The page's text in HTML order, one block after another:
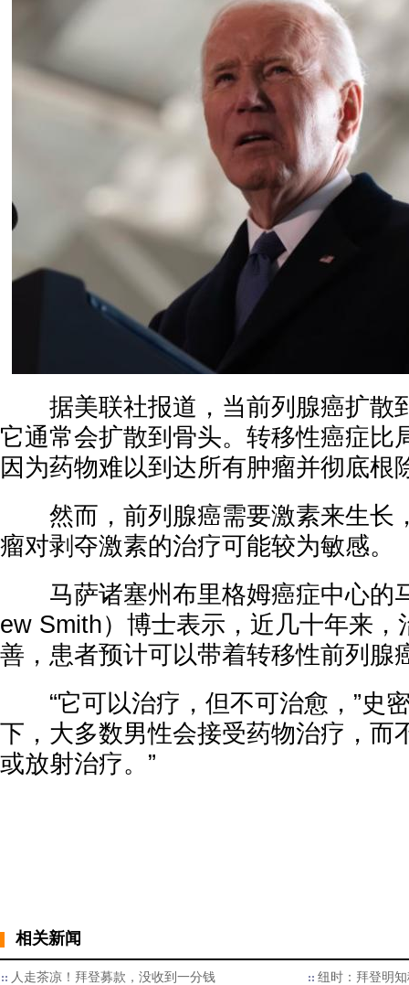
据美联社报道，当前列腺癌扩散
它通常会扩散到骨头。转移性癌症比
因为药物难以到达所有肿瘤并彻底根
然而，前列腺癌需要激素来生长
瘤对剥夺激素的治疗可能较为敏感。
马萨诸塞州布里格姆癌症中心的
ew Smith）博士表示，近几十年来，
善，患者预计可以带着转移性前列腺
“它可以治疗，但不可治愈，”史密
下，大多数男性会接受药物治疗，而
或放射治疗。”
相关新闻
人走茶凉！拜登募款，没收到一分钱
纽时：拜登明